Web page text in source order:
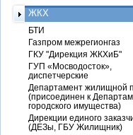
ЖКХ
БТИ
Газпром межрегионгаз
ГКУ "Дирекция ЖКХиБ"
ГУП «Мосводосток»,
диспетчерские
Департамент жилищной
(присоединен к
городского имущества)
Дирекции единого
(ДЕЗы, ГБУ Жилищник)